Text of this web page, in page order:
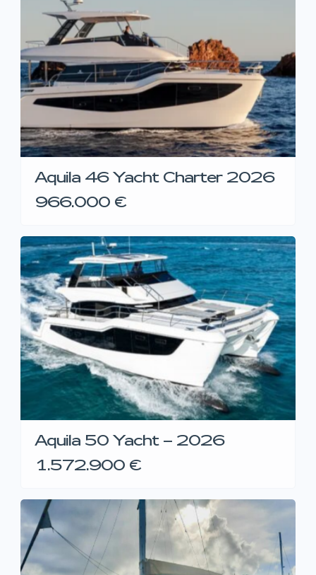
Aquila 46 Yacht Charter 2026
966.000 €
Aquila 50 Yacht – 2026
1.572.900 €